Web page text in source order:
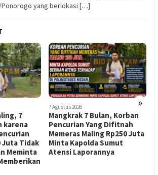
Ponorogo yang berlokasi […]
»
7
karena
Juta Tidak
Meminta
7 Agustus 2026
Mangkrak 7 Bulan, Korban
Pencurian Yang Difitnah
Memeras Maling Rp250 Juta
Minta Kapolda Sumut
Atensi Laporannya